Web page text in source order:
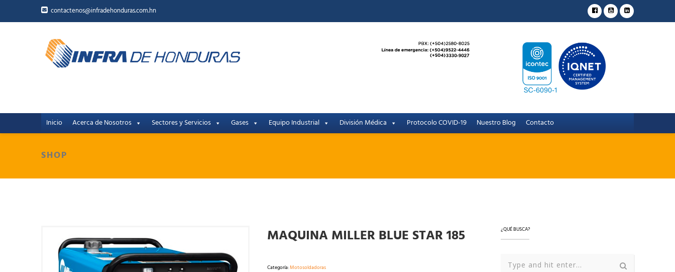
contactenos@infradehonduras.com.hn
Inicio Acerca de Nosotros Sectores y Servicios Gases Equipo Industrial División Médica Protocolo COVID-19 Nuestro Blog Contacto
SHOP
MAQUINA MILLER BLUE STAR 185
Categoría:Motosoldadoras
¿QUÉ BUSCA?